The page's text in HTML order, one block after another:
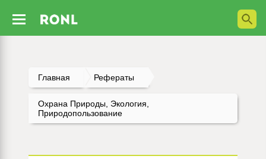
Главная Рефераты
Охрана Природы, Экология,
Природопользование